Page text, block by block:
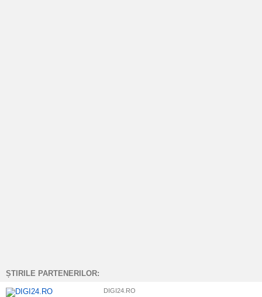
ȘTIRILE PARTENERILOR:
DIGI24.RO